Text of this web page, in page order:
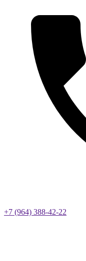
+7 (964) 388-42-22